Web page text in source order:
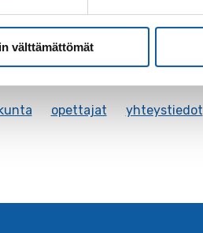
välttämättömät
opettajat yhteystiedot